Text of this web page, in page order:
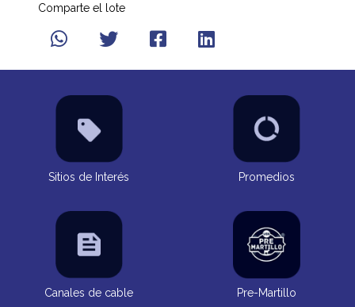
Comparte el lote
Sitios de Interés Promedios
Canales de cable Pre-Martillo